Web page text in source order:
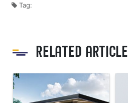
Tag:
RELATED ARTICLE